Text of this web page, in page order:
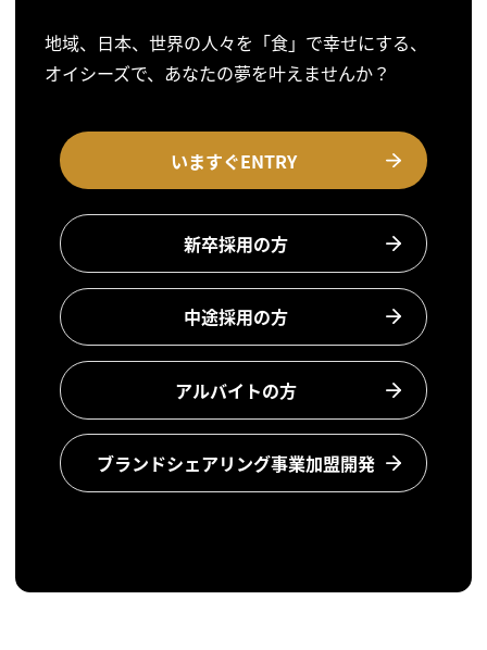
地域、日本、世界の人々を「食」で幸せにする、
オイシーズで、あなたの夢を叶えませんか？
いますぐENTRY
新卒採用の方
中途採用の方
アルバイトの方
ブランドシェアリング事業加盟開発